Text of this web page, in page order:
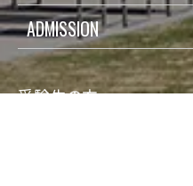
ADMISSION
受験生の方